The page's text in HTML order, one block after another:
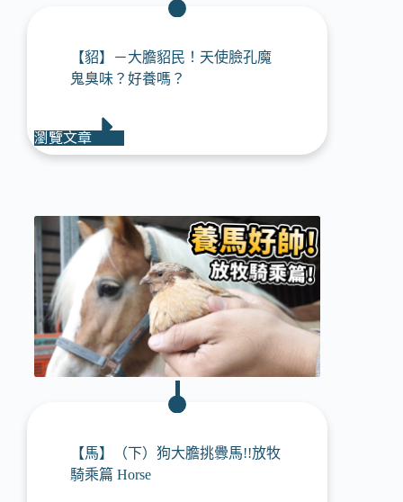
【貂】－大膽貂民！天使臉孔魔
鬼臭味？好養嗎？
瀏覽文章
【馬】（下）狗大膽挑釁馬!!放牧
騎乘篇 Horse